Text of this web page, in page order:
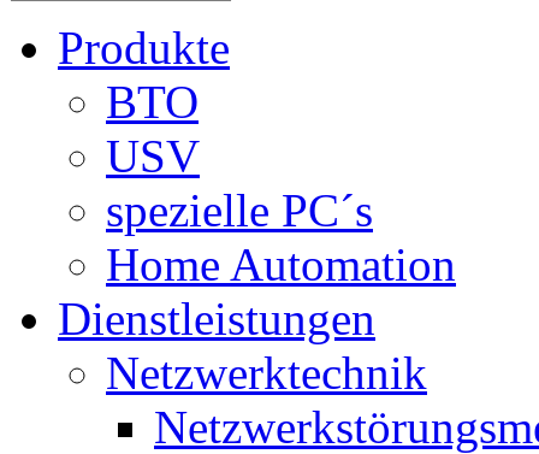
Produkte
BTO
USV
spezielle PC´s
Home Automation
Dienstleistungen
Netzwerktechnik